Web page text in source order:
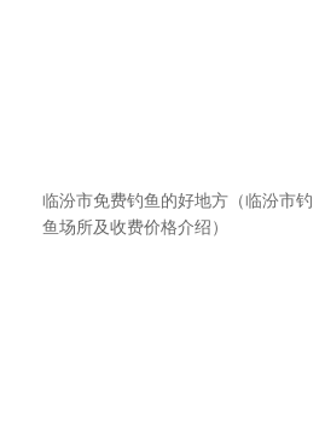
临汾市免费钓鱼的好地方（临汾市钓
鱼场所及收费价格介绍）